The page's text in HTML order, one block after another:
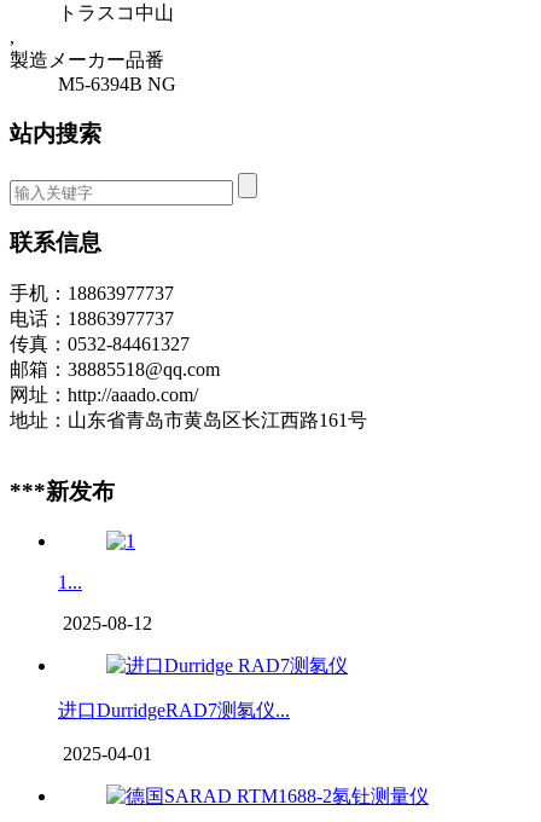
トラスコ中山
,
製造メーカー品番
M5-6394B NG
站内搜索
联系信息
手机：18863977737
电话：18863977737
传真：0532-84461327
邮箱：38885518@qq.com
网址：http://aaado.com/
地址：山东省青岛市黄岛区长江西路161号
***新发布
1...
2025-08-12
进口DurridgeRAD7测氡仪...
2025-04-01